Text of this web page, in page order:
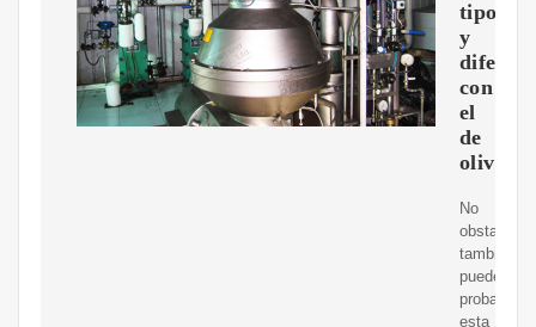
tipos
y
con
el
de
oliva
No
obstante,
también
puedes
probar
esta